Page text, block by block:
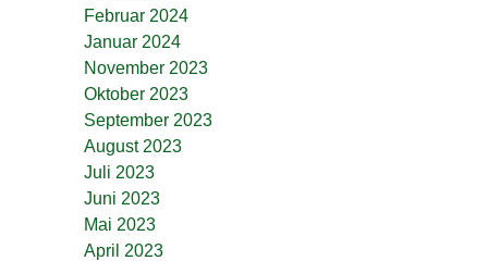
Februar 2024
Januar 2024
November 2023
Oktober 2023
September 2023
August 2023
Juli 2023
Juni 2023
Mai 2023
April 2023